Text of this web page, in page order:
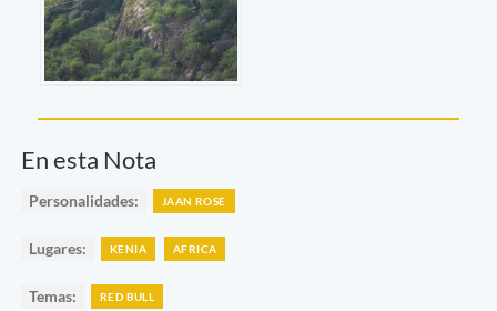
En esta Nota
Personalidades: JAAN ROSE
Lugares: KENIA AFRICA
Temas: RED BULL